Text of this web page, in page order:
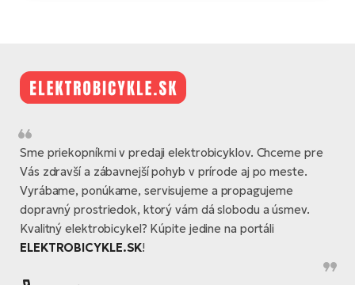
Sme priekopníkmi v predaji elektrobicyklov. Chceme pre
Vás zdravší a zábavnejší pohyb v prírode aj po meste.
Vyrábame, ponúkame, servisujeme a propagujeme
dopravný prostriedok, ktorý vám dá slobodu a úsmev.
Kvalitný elektrobicykel? Kúpite jedine na portáli
ELEKTROBICYKLE.SK!